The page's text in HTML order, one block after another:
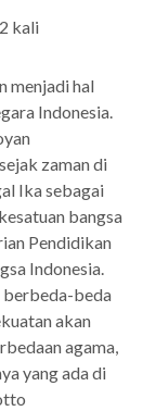
kali
menjadi hal
Indonesia.
zaman di
Ika sebagai
bangsa
Pendidikan
Indonesia.
berbeda-beda
akan
agama,
yang ada di